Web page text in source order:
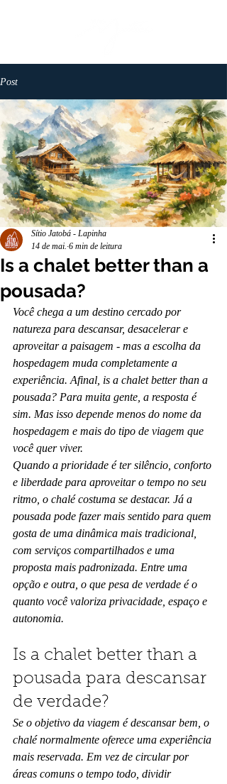
Post
Is a chalet better than a
pousada?
Sítio Jatobá - Lapinha
14 de mai. 6 min de leitura
Você chega a um destino cercado por
natureza para descansar, desacelerar e
aproveitar a paisagem - mas a escolha da
hospedagem muda completamente a
experiência. Afinal, is a chalet better than a
pousada? Para muita gente, a resposta é
sim. Mas isso depende menos do nome da
hospedagem e mais do tipo de viagem que
você quer viver.
Quando a prioridade é ter silêncio, conforto
e liberdade para aproveitar o tempo no seu
ritmo, o chalé costuma se destacar. Já a
pousada pode fazer mais sentido para quem
gosta de uma dinâmica mais tradicional,
com serviços compartilhados e uma
proposta mais padronizada. Entre uma
opção e outra, o que pesa de verdade é o
quanto você valoriza privacidade, espaço e
autonomia.
Is a chalet better than a
pousada para descansar
de verdade?
Se o objetivo da viagem é descansar bem, o
chalé normalmente oferece uma experiência
mais reservada. Em vez de circular por
áreas comuns o tempo todo, dividir